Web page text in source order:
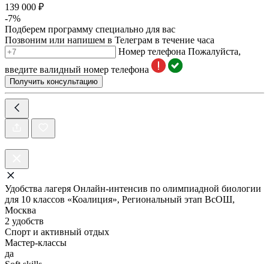
139 000 ₽
-7%
Подберем программу специально для вас
Позвоним или напишем в Телеграм в течение часа
Номер телефона Пожалуйста,
введите валидный номер телефона
Получить консультацию
Удобства лагеря Онлайн-интенсив по олимпиадной биологии
для 10 классов «Коалиция», Региональный этап ВсОШ,
Москва
2 удобств
Спорт и активный отдых
Мастер-классы
да